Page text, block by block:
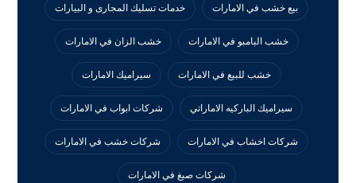
بيع خشب في الامارات خدمات تسليك المجارى و البيارات
خشب البامبو في الامارات خشب الزان في الامارات
خشب للبيع في الامارات سيراميك الامارات
سيراميك الباركيه الاماراتي شركات ابواب في الامارات
شركات اخشاب في الامارات شركات خشب في الامارات
شركات صبغ في الامارات